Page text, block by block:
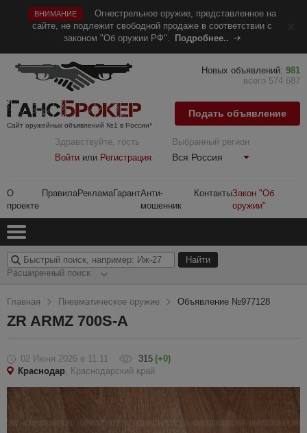
ВНИМАНИЕ
Огнестрельное оружие, представленное на
сайте, не подлежит свободной продаже в соответствии с
законом "Об оружии РФ".
Подробнее..
Сайт оружейных объявлений №1 в России*
Здравствуйте, гость
Войти или Регистрация
Выбранный регион
Вся Россия
О
проекте
ПравилаРекламаГарантАнти-
мошенник
КонтактыЗакон "Об
оружии"
Новых объявлений: 981
всего 574 687
Подать объявление
Расширенный поиск
Главная Пневматическое оружие Объявление №977128
ZR ARMZ 700S-A
02 Июня 2026 в 11:11 315 (+0)
Краснодар, Краснодарский край